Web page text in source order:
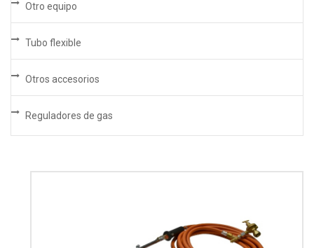
Otro equipo
Tubo flexible
Otros accesorios
Reguladores de gas